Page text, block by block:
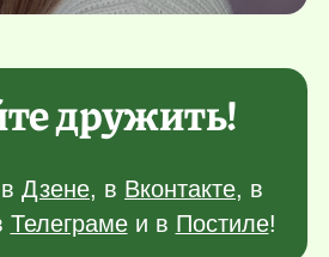
дружить!
Дзене, в Вконтакте, в
Телеграмеи в Постиле!